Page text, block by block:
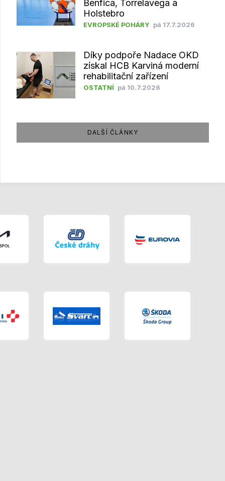
Benfica, Torrelavega a
Holstebro
EVROPSKÉ POHÁRY pá 17.7.2026
Díky podpoře Nadace OKD
získal HCB Karviná moderní
rehabilitační zařízení
OSTATNÍ pá 10.7.2026
DALŠÍ ČLÁNKY